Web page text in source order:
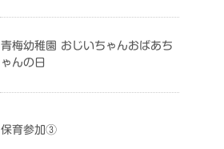
青梅幼稚園 おじいちゃんおばあち
ゃんの日
保育参加③